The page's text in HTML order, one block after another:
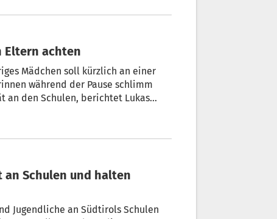
Eltern achten
Mädchen soll kürzlich an einer
während der Pause schlimm
an den Schulen, berichtet Lukas
Jugendliche an Südtirols Schulen